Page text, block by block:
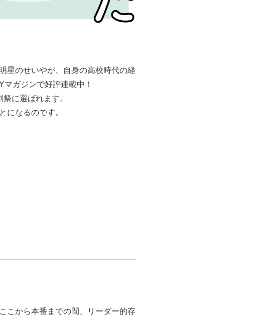
星のせいやが、自身の高校時代の経
ガジンで好評連載中！
に選ばれます。
になるのです。
こから本番までの間、リーダー的存